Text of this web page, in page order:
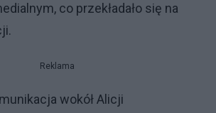
co przekładało się na
Reklama
wokół Alicji